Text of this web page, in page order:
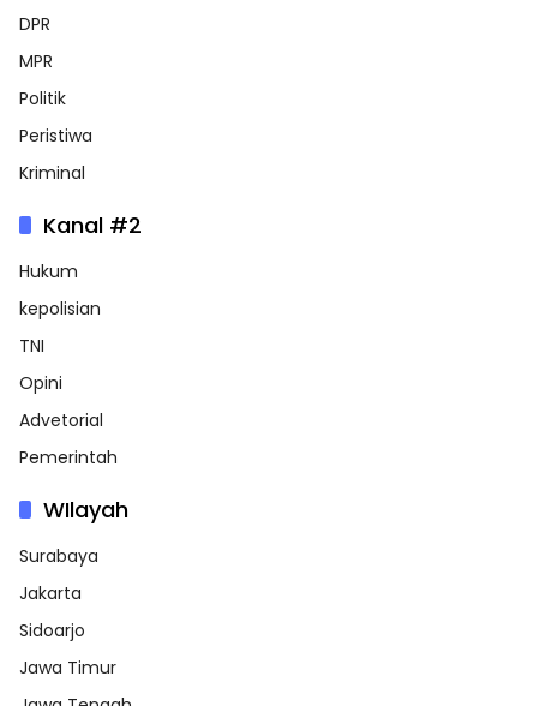
DPR
MPR
Politik
Peristiwa
Kriminal
Kanal #2
Hukum
kepolisian
TNI
Opini
Advetorial
Pemerintah
WIlayah
Surabaya
Jakarta
Sidoarjo
Jawa Timur